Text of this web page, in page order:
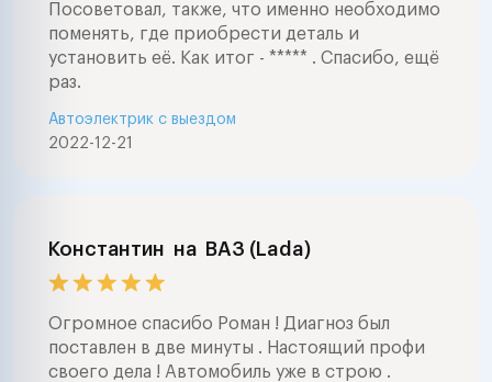
Посоветовал, также, что именно необходимо
поменять, где приобрести деталь и
установить её. Как итог - ***** . Спасибо, ещё
раз.
2022-12-21
Автоэлектрик с выездом
Константин на ВАЗ (Lada)
Огромное спасибо Роман ! Диагноз был
поставлен в две минуты . Настоящий профи
своего дела ! Автомобиль уже в строю .